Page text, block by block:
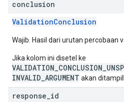
conclusion
ValidationConclusion
Wajib. Hasil dari urutan percobaan
Jika kolom ini disetel ke
INVALID_ARGUMENT akan
response id